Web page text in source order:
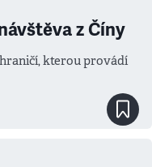
z Číny
kterou provádí